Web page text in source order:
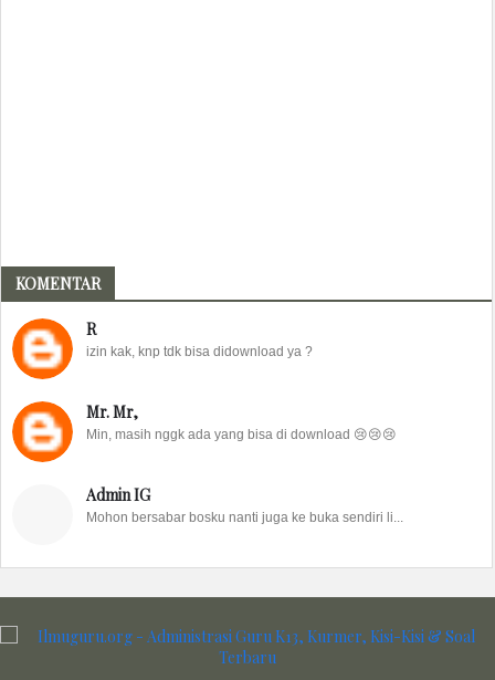
KOMENTAR
R
izin kak, knp tdk bisa didownload ya ?
Mr. Mr,
Min, masih nggk ada yang bisa di download 😢😢😢
Admin IG
Mohon bersabar bosku nanti juga ke buka sendiri li...